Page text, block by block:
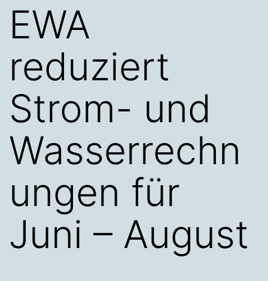
EWA
reduziert
Strom- und
Wasserrechn
ungen für
Juni – August